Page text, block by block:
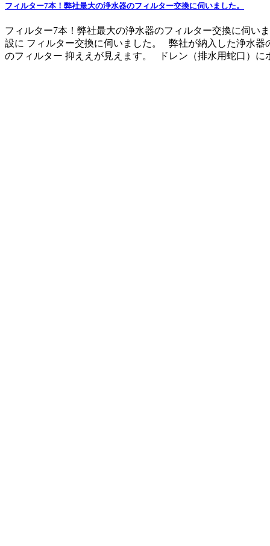
フィルター7本！弊社最大の浄水器のフィルター交換に伺いました。
フィルター7本！弊社最大の浄水器のフィルター交換に伺
設に フィルター交換に伺いました。 弊社が納入した浄水
のフィルター 抑ええが見えます。 ドレン（排水用蛇口）